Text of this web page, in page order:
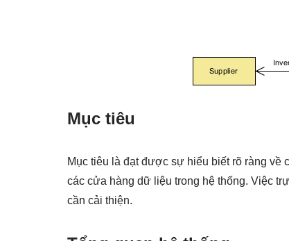
Mục tiêu
Mục tiêu là đạt được sự hiểu biết rõ ràng về
các cửa hàng dữ liệu trong hệ thống. Việc
cần cải thiện.